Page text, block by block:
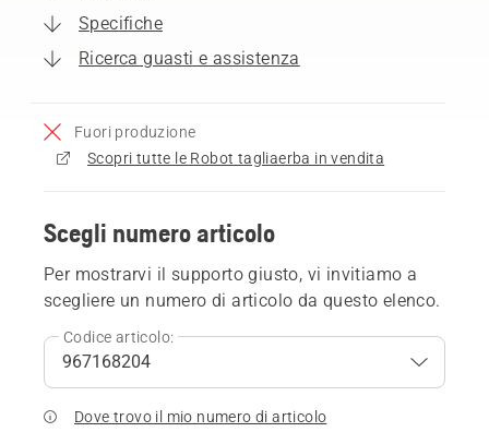
Specifiche
Ricerca guasti e assistenza
Fuori produzione
Scopri tutte le Robot tagliaerba in vendita
Scegli numero articolo
Per mostrarvi il supporto giusto, vi invitiamo a
scegliere un numero di articolo da questo elenco.
Codice articolo:
Dove trovo il mio numero di articolo